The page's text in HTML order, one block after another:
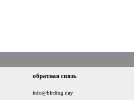
обратная связь
info@birding.day